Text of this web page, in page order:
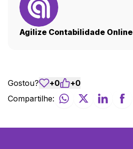
Agilize Contabilidade Online
Gostou? +0 +0
Compartilhe: